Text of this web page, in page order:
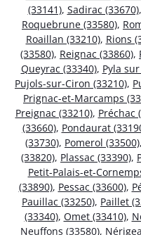
(33141), Sadirac (33670),
Roquebrune (33580),
Roaillan (33210), Rions
(33580), Reignac (33860),
Queyrac (33340), Pyla
Pujols-sur-Ciron (33210),
Prignac-et-Marcamps
Preignac (33210), Préchac
(33660), Pondaurat
(33730), Pomerol (33500),
(33820), Plassac (33390),
Petit-Palais-et-
(33890), Pessac (33600),
Pauillac (33250), Paillet
(33340), Omet (33410),
Neuffons (33580),